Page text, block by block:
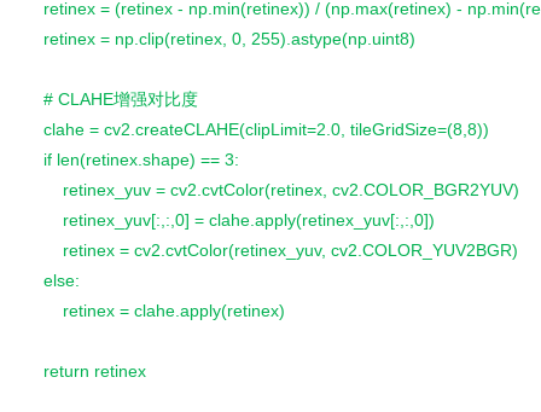
retinex = (retinex - np.min(retinex)) / (np.max(retinex) -
retinex = np.clip(retinex, 0, 255).astype(np.uint8)
# CLAHE增强对比度
clahe = cv2.createCLAHE(clipLimit=2.0, tileGridSize=(8,8))
if len(retinex.shape) == 3:
retinex_yuv = cv2.cvtColor(retinex, cv2.COLOR_BGR2YUV)
retinex_yuv[:,:,0] = clahe.apply(retinex_yuv[:,:,0])
retinex = cv2.cvtColor(retinex_yuv, cv2.COLOR_YUV2BGR)
else:
retinex = clahe.apply(retinex)
return retinex